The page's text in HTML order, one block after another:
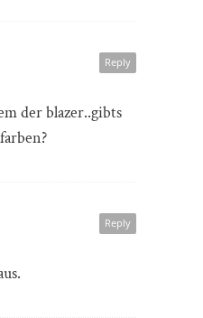
Reply
der blazer..gibts
Reply